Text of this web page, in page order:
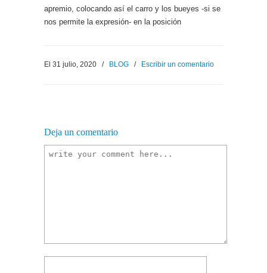
apremio, colocando así el carro y los bueyes -si se
nos permite la expresión- en la posición
El 31 julio, 2020 / BLOG / Escribir un comentario
Deja un comentario